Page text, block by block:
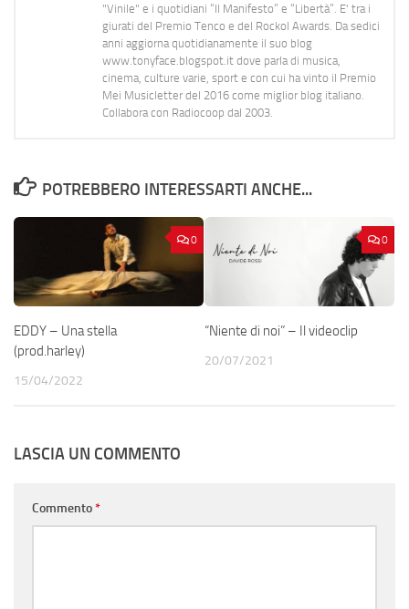
"Vinile" e i quotidiani “Il Manifesto” e “Libertà”. E' tra i
giurati del Premio Tenco e del Rockol Awards. Da sedici
anni aggiorna quotidianamente il suo blog
www.tonyface.blogspot.it dove parla di musica,
cinema, culture varie, sport e con cui ha vinto il Premio
Mei Musicletter del 2016 come miglior blog italiano.
Collabora con Radiocoop dal 2003.
POTREBBERO INTERESSARTI ANCHE...
0
EDDY – Una stella
(prod.harley)
15/04/2022
0
“Niente di noi” – Il videoclip
20/07/2021
LASCIA UN COMMENTO
Commento*